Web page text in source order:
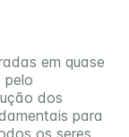
em quase
pelo
dos
para
os seres